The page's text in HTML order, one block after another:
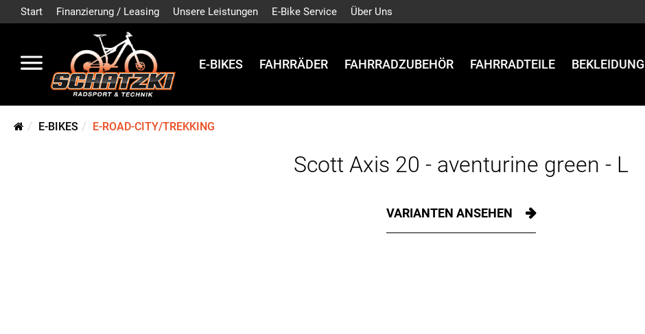
Start Finanzierung / Leasing Unsere Leistungen E-Bike Service Über Uns
E-BIKES FAHRRÄDER FAHRRADZUBEHÖR FAHRRADTEILE BEKLEIDUNG
E-BIKES E-ROAD-CITY/TREKKING
Scott Axis 20 - aventurine green - L
VARIANTEN ANSEHEN